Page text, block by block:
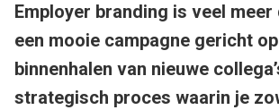
Employer branding is veel meer
een mooie campagne gericht
binnenhalen van nieuwe
strategisch proces waarin je